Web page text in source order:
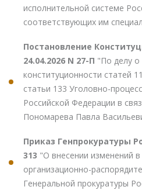
исполнительной системе
соответствующих им
Постановление
24.04.2026 N 27-П "По делу о
конституционности статей
статьи 133 Уголовно-
Российской Федерации в
Пономарева Павла
Приказ Генпрокуратуры
313 "О внесении изменений
организационно-
Генеральной прокуратуры